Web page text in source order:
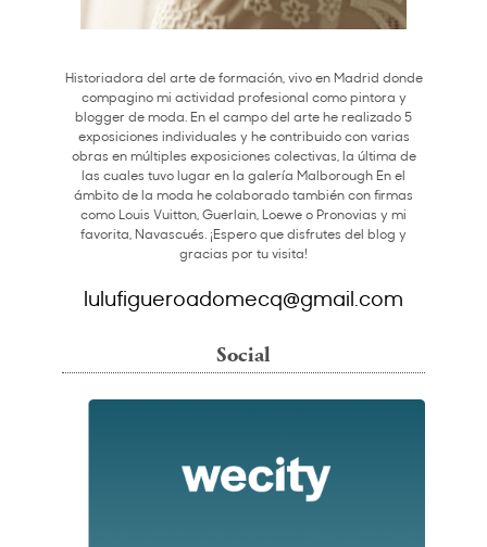
Historiadora del arte de formación, vivo en Madrid donde
compagino mi actividad profesional como pintora y
blogger de moda. En el campo del arte he realizado 5
exposiciones individuales y he contribuido con varias
obras en múltiples exposiciones colectivas, la última de
las cuales tuvo lugar en la galería Malborough En el
ámbito de la moda he colaborado también con firmas
como Louis Vuitton, Guerlain, Loewe o Pronovias y mi
favorita, Navascués. ¡Espero que disfrutes del blog y
gracias por tu visita!
lulufigueroadomecq@gmail.com
Social